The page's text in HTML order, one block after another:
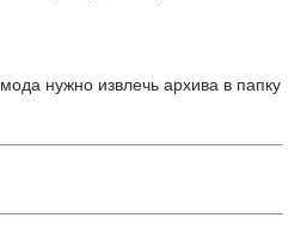
нужно извлечь архива в папку